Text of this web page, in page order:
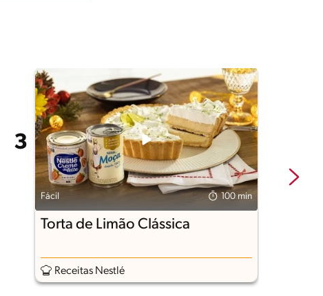
Fácil 100 min
Torta de Limão Clássica
Receitas Nestlé